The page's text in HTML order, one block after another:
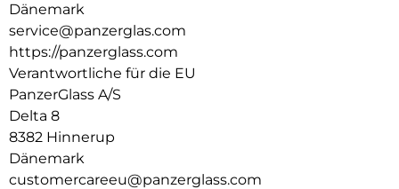
Der Displayschutz ist Ultra-Wide Fit, das bedeutet, dass er
die Vorderseite deines Handys abdeckt und eine vollständige
und kristallklare Sicht auf dein Display bietet, während an
den Rändern noch etwas Platz für eine PanzerGlass-Hülle
100 % Berührungsempfindlichkeit = Fühlt sich dank 100%
Berührungsempfindlichkeit wie das Original-Display an.
Gold-Stärke = Goldstärke: Starker Displayschutz, der Dein
Gerät vor den Schäden alltäglicher Missgeschicke bewahrt.
Dänemark
service@panzerglas.com
https://panzerglass.com
Verantwortliche für die EU
PanzerGlass A/S
Delta 8
8382 Hinnerup
Dänemark
customercareeu@panzerglass.com